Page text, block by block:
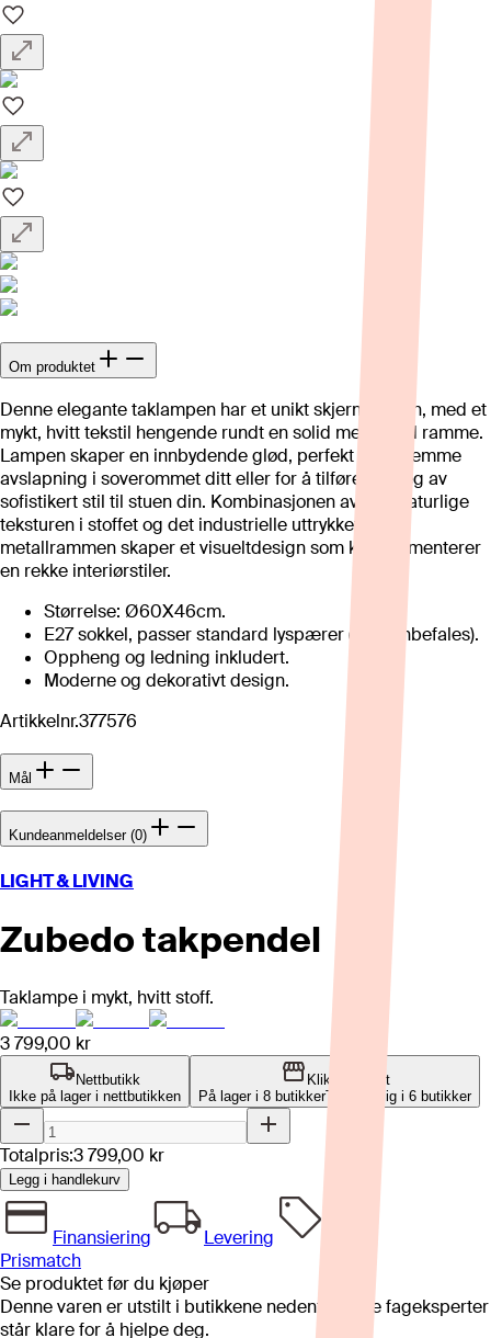
Om produktet
Denne elegante taklampen har et unikt skjermdesign, med et
mykt, hvitt tekstil hengende rundt en solid metalltråd ramme.
Lampen skaper en innbydende glød, perfekt for å fremme
avslapning i soverommet ditt eller for å tilføre et preg av
sofistikert stil til stuen din. Kombinasjonen av den naturlige
teksturen i stoffet og det industrielle uttrykket fra
metallrammen skaper et visueltdesign som komplementerer
en rekke interiørstiler.
Størrelse: Ø60X46cm.
E27 sokkel, passer standard lyspærer (LED anbefales).
Oppheng og ledning inkludert.
Moderne og dekorativt design.
Artikkelnr.377576
Mål
Kundeanmeldelser (0)
LIGHT & LIVING
Zubedo takpendel
Taklampe i mykt, hvitt stoff.
3 799,00 kr
Nettbutikk
Ikke på lager i nettbutikken
Klikk og hent
På lager i 8 butikkerTilgjengelig i 6 butikker
Totalpris:3 799,00 kr
Legg i handlekurv
Finansiering
Levering
Prismatch
Se produktet før du kjøper
Denne varen er utstilt i butikkene nedenfor. Våre fageksperter
står klare for å hjelpe deg.